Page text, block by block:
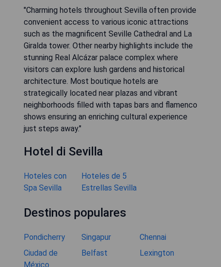
"Charming hotels throughout Sevilla often provide
convenient access to various iconic attractions
such as the magnificent Seville Cathedral and La
Giralda tower. Other nearby highlights include the
stunning Real Alcázar palace complex where
visitors can explore lush gardens and historical
architecture. Most boutique hotels are
strategically located near plazas and vibrant
neighborhoods filled with tapas bars and flamenco
shows ensuring an enriching cultural experience
just steps away."
Hotel di Sevilla
Hoteles con
Spa Sevilla
Hoteles de 5
Estrellas Sevilla
Destinos populares
Pondicherry Singapur
Chennai
Ciudad de
México
Belfast Lexington